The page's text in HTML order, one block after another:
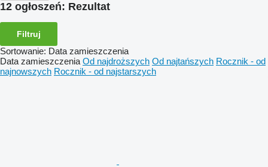
12 ogłoszeń: Rezultat
Filtruj
Sortowanie: Data zamieszczenia
Data zamieszczenia Od najdroższych Od najtańszych Rocznik - od
najnowszych Rocznik - od najstarszych